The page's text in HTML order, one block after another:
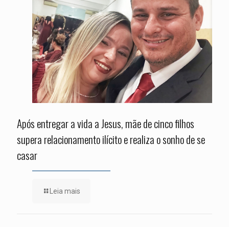
Após entregar a vida a Jesus, mãe de cinco filhos
supera relacionamento ilícito e realiza o sonho de se
casar
Leia mais